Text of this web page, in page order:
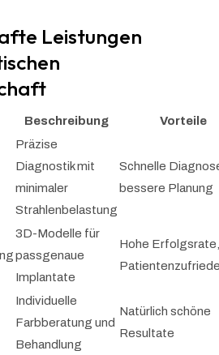
Leistungen
Beschreibung Vorteile
Präzise
Diagnostik mit
minimaler
Strahlenbelastung
Schnelle
bessere Planung
3D-Modelle für
passgenaue
Implantate
Hohe Erfolgsrate,
Individuelle
Farbberatung und
Behandlung
Natürlich schöne
Resultate